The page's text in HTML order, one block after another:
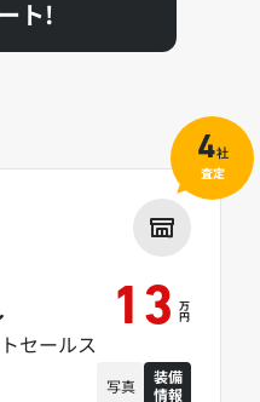
ト!
13 万
円
セールス
写真
装備
情報
4社
査定